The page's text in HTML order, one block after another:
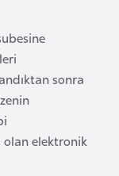
sonra
olan elektronik